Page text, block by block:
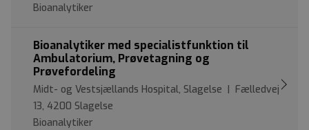
Bioanalytiker
Bioanalytiker med specialistfunktion til
Ambulatorium, Prøvetagning og
Prøvefordeling
Midt- og Vestsjællands Hospital, Slagelse | Fælledvej
13, 4200 Slagelse
Bioanalytiker